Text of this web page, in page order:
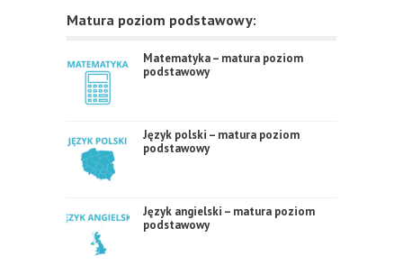
Matura poziom podstawowy:
Matematyka – matura poziom
podstawowy
Język polski – matura poziom
podstawowy
Język angielski – matura poziom
podstawowy